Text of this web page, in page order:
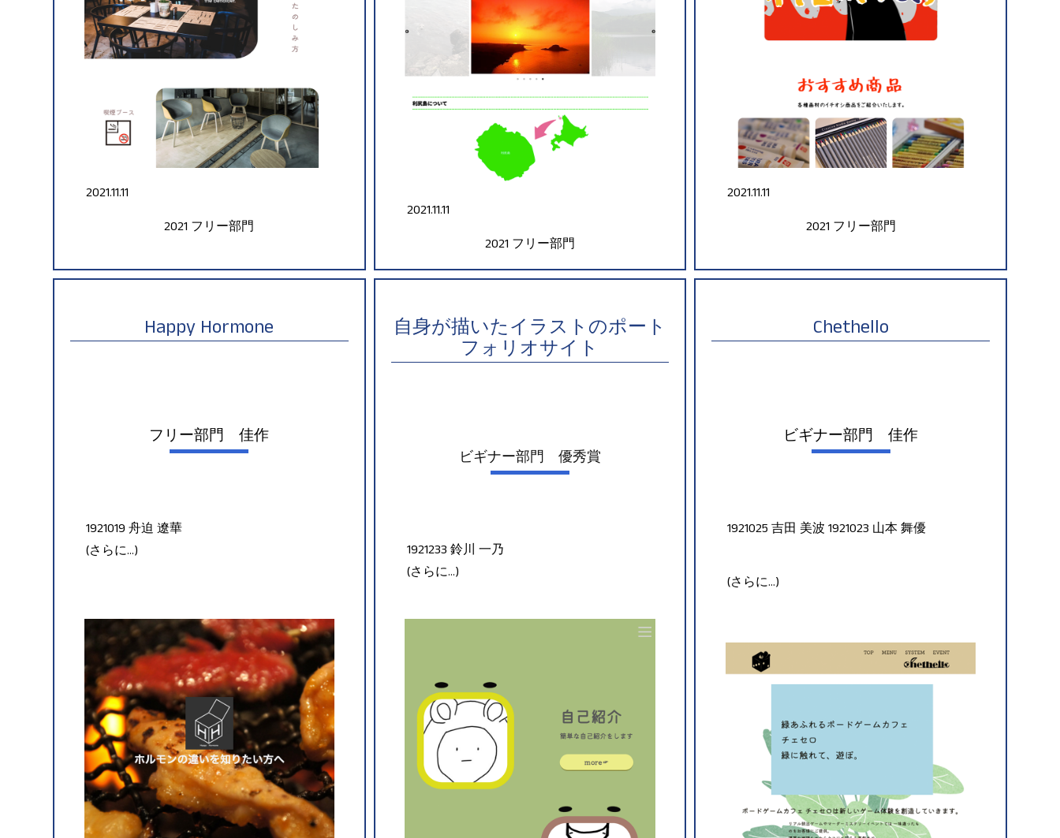
2021.11.11
2021 フリー部門
2021.11.11
2021 フリー部門
2021.11.11
2021 フリー部門
Happy Hormone
フリー部門 佳作
1921019 舟迫 遼華
(さらに…)
自身が描いたイラストのポート
フォリオサイト
ビギナー部門 優秀賞
1921233 鈴川 一乃
(さらに…)
Chethello
ビギナー部門 佳作
1921025 吉田 美波 1921023 山本 舞優
(さらに…)